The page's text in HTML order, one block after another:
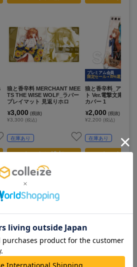
狼と香辛料 MERCHANT MEE
TS THE WISE WOLF_ラバー
プレイマット 見返りホロ
¥3,000 (税抜)
¥3,300 (税込)
在庫あり
カートに追加
プレミアム会員
限定セール +70%還元
狼と香辛料_アクリ
ト Ver.電撃文庫リニ
カバー 1
¥2,000 (税抜)
¥2,200 (税込)
在庫あり
カートに
ックしています
すべて見る >